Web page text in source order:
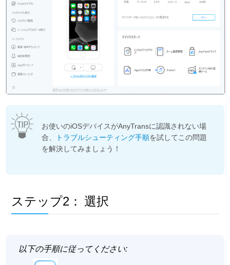
お使いのiOSデバイスがAnyTransに認識されない場
合、
トラブルシューティング手順を試してこの問題
を解決してみましょう！
ステップ2： 選択
以下の手順に従ってください: